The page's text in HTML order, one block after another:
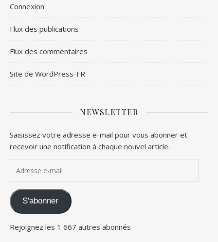
Connexion
Flux des publications
Flux des commentaires
Site de WordPress-FR
NEWSLETTER
Saisissez votre adresse e-mail pour vous abonner et
recevoir une notification à chaque nouvel article.
S'abonner
Rejoignez les 1 667 autres abonnés